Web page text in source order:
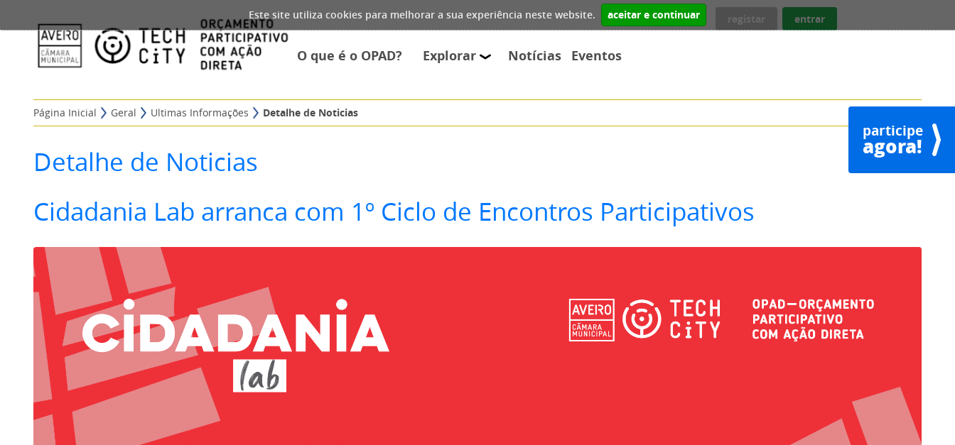
Este site utiliza cookies para melhorar a sua experiência neste website. aceitar e continuar
participe
agora!
O que é o OPAD? Explorar Notícias Eventos
registar entrar
Página Inicial Geral Ultimas Informações Detalhe de Noticias
Detalhe de Noticias
Cidadania Lab arranca com 1º Ciclo de Encontros Participativos